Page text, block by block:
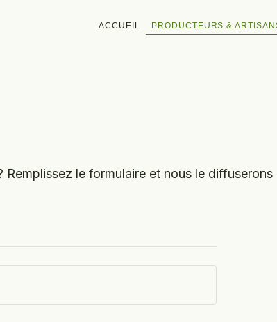
ACCUEIL PRODUCTEURS &
le formulaire et nous le